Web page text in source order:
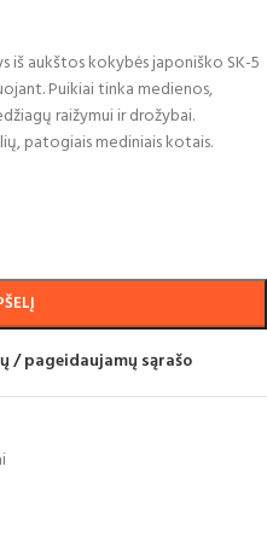
iš aukštos kokybės japoniško SK-5
Puikiai tinka medienos,
raižymui ir drožybai.
patogiais mediniais kotais.
/ pageidaujamų sąrašo